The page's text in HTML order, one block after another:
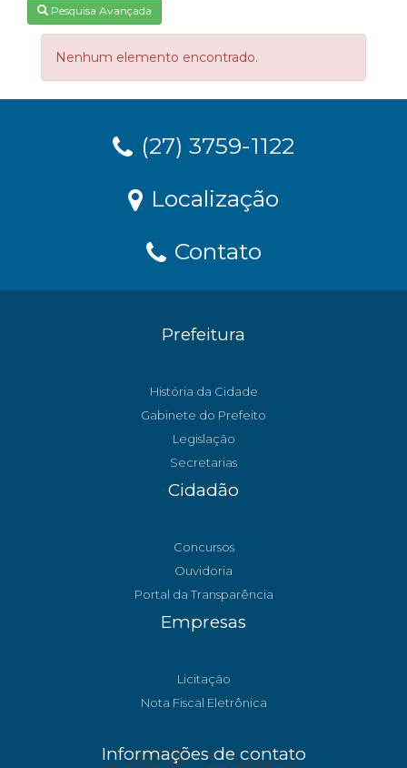
Pesquisa Avançada
Nenhum elemento encontrado.
(27) 3759-1122
Localização
Contato
Prefeitura
História da Cidade
Gabinete do Prefeito
Legislação
Secretarias
Cidadão
Concursos
Ouvidoria
Portal da Transparência
Empresas
Licitação
Nota Fiscal Eletrônica
Informações de contato